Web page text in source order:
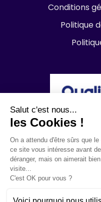
Salut c'est nous...
les Cookies !
On a attendu d'être sûrs que le
ce site vous intéresse avant
déranger, mais on aimerait
visite...
C'est OK pour vous ?
Conditions
Politique